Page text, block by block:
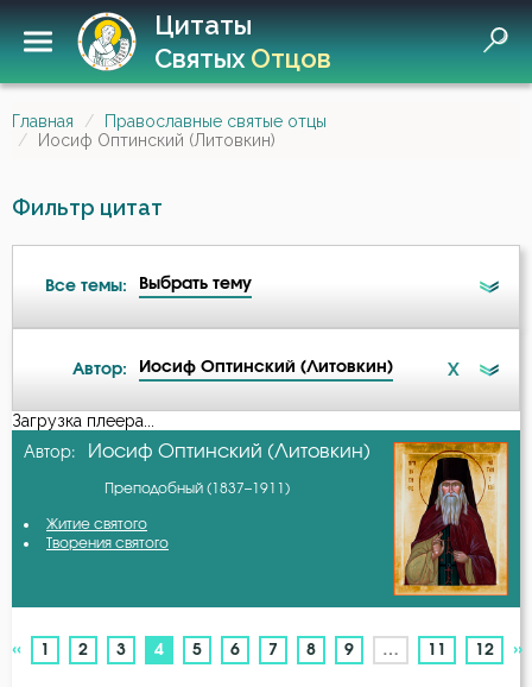
Цитаты
СвятыхОтцов
Главная
Православные святые отцы
Иосиф Оптинский (Литовкин)
Фильтр цитат
Все темы: Выбрать тему
Ад
Бдение
Беседа
Автор: Иосиф Оптинский (Литовкин) X
А-я
Авва Дорофей
Авва Исайя (Скитский)
Авва Феона
Авва Филимон
Загрузка плеера...
Автор: Иосиф Оптинский (Литовкин)
Преподобный (1837–1911)
Житие святого
Творения святого
« 1 2 3 4(current)
5 6 7 8 9 … 11 12 »